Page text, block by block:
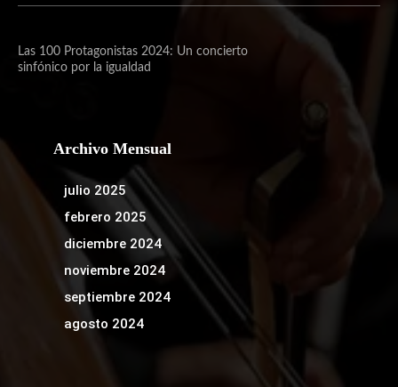
Las 100 Protagonistas 2024: Un concierto
sinfónico por la igualdad
Archivo Mensual
julio 2025
febrero 2025
diciembre 2024
noviembre 2024
septiembre 2024
agosto 2024